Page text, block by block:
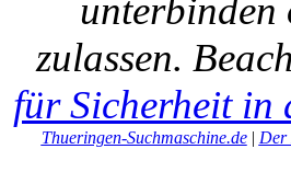
unterbinden
zulassen.
für Sicherheit in
Thueringen-Suchmaschine.de| Der